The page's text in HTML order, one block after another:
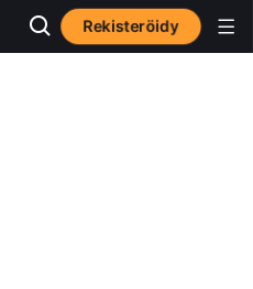
Rekisteröidy